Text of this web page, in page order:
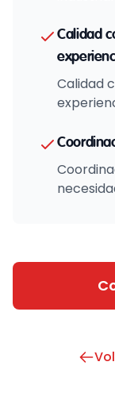
Calidad
Calidad